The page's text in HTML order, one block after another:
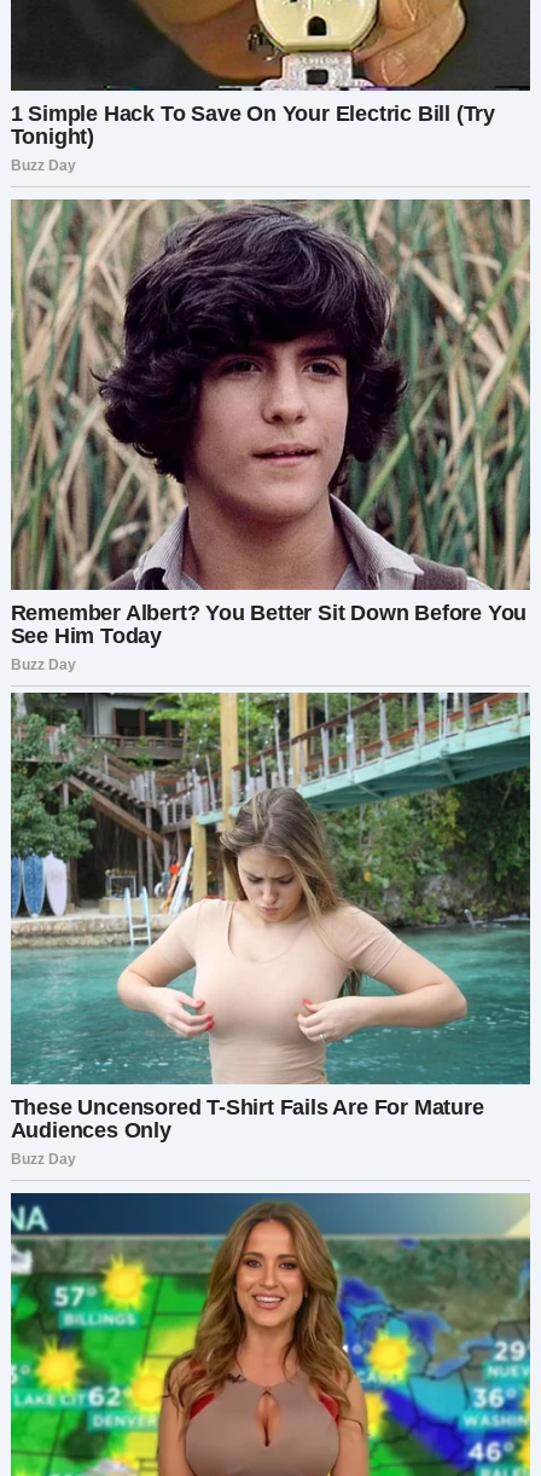
Стеклянный дом и холодная
Александр вернулся в свою роскошную
квартиру на Петроградке. Его жена,
стояла на кухне, безупречная, с бокалом
детокс-сока. — Где ты был? От тебя пахнет
подвалом, — поморщилась она. Она казалась
идеальной опорой, но Александр вдруг
почувствовал холод. Марина месяц смотрела,
как он сходит с ума, печатая листовки. Марина
спала с ним в одной постели, зная, что их сын…
где?
Спустя четыре дня, во время сильной грозы,
Дима пришел в себя. Гром разбудил его память.
— Черная машина… — прошептал он. — Она
сказала, что мы едем за мороженым. А потом
открыла дверь и вытолкнула меня. — Кто, Дима?
Кто это был? Мальчик поднял глаза на отца: —
Марина.
Расследование и
разоблачение
Александр не пошел в полицию сразу — он
знал, что связи Марины могут всё замять. Он
нанял частного детектива, который раскопал
прошлое «безупречной жены». Выяснилось, что
Марина никогда не могла иметь детей из-за
старой операции, и она ненавидела Диму —
сына Александра от первого брака. Она хотела,
чтобы мальчик исчез, а Александр сломался,
оставив ей ключи от всей империи.
В тот вечер Александр сидел за ужином
напротив жены. — Я нашел Диму, — спокойно
сказал он. Марина побледнела, её маска
треснула. — Он жив. И он всё вспомнил.
Помнишь черную машину? Помнишь свой
парфюм, который он узнал?
В этот момент дом окружила полиция. Марину
вывели в наручниках под свет мигалок. Её план
захвата власти провалился.
Новая жизнь и настоящая
семья